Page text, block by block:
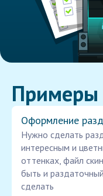
Примеры
Оформление
Нужно сделать
интересным и
оттенках, файл
быть и
сделать